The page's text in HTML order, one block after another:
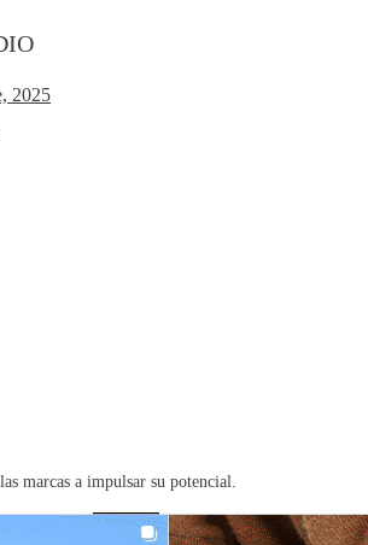
2025
marcas a impulsar su potencial.